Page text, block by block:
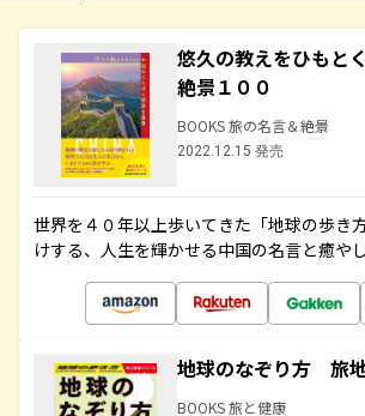
悠久の教えをひもと
絶景１００
BOOKS 旅の名言＆絶景
2022.12.15 発売
世界を４０年以上歩いてきた「地球の歩き
けする、人生を輝かせる中国の名言と癒や
地球のなぞり方 旅
BOOKS 旅と健康